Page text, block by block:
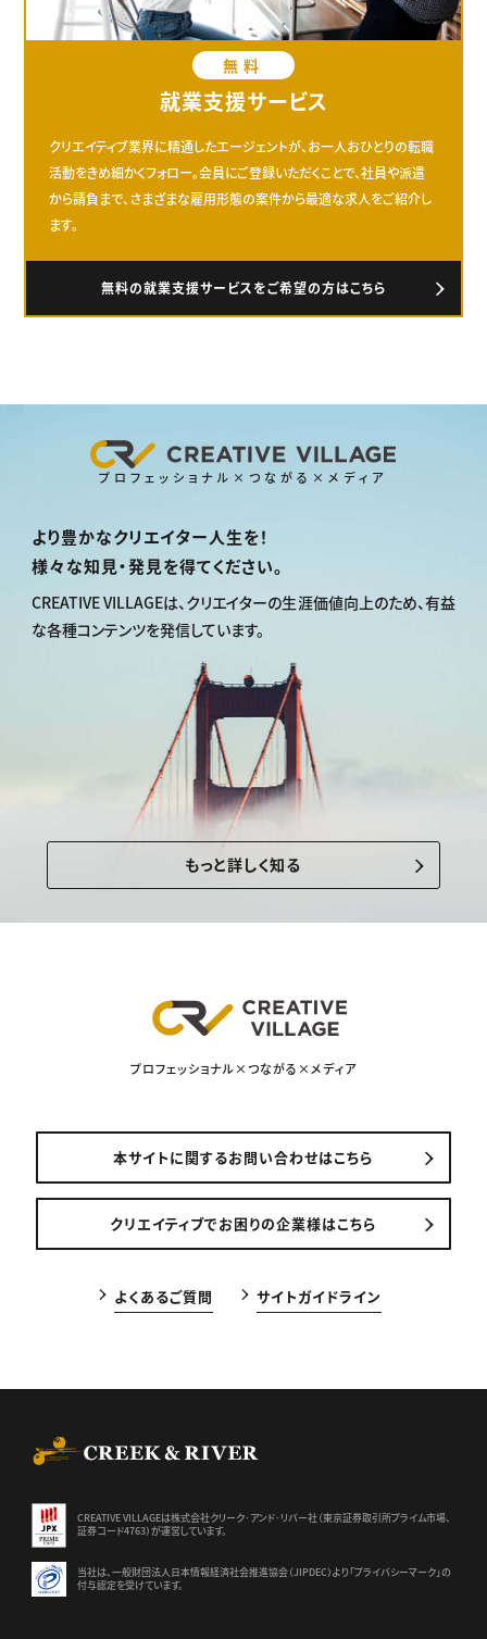
無料
就業支援サービス
クリエイティブ業界に精通したエージェントが、お一人おひとりの転職
活動をきめ細かくフォロー。会員にご登録いただくことで、社員や派遣
から請負まで、さまざまな雇用形態の案件から最適な求人をご紹介し
ます。
無料の就業支援サービスをご希望の方はこちら
プロフェッショナル×つながる×メディア
より豊かなクリエイター人生を！
様々な知見・発見を得てください。
CREATIVE VILLAGEは、 クリエイターの生涯価値向上のため、有益
な各種コンテンツを発信しています。
もっと詳しく知る
プロフェッショナル×つながる×メディア
本サイトに関するお問い合わせはこちら
クリエイティブでお困りの企業様はこちら
よくあるご質問 サイトガイドライン
CREATIVE VILLAGEは株式会社クリーク･アンド･リバー社（東京証券取引所プライム市場、
証券コード4763）が運営しています。
当社は、一般財団法人日本情報経済社会推進協会（JIPDEC）より 「プライバシーマーク」の
付与認定を受けています。